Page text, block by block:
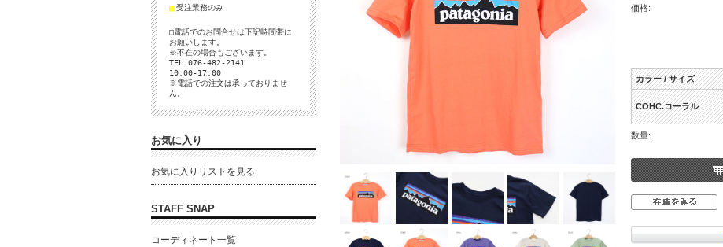
価格:
カラー / サイズ
COHC.コーラル
数量:
■受注業務のみ
□電話でのお問合せは下記時間帯に
お願いします。
※不在の場合もございます。
TEL 076-482-2141
10:00-17:00
※電話での注文は承っておりませ
ん。
お気に入り
お気に入りリストを見る
STAFF SNAP
コーディネート一覧